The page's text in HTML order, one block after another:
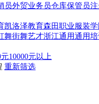
员外贸业务员仓库保管员
凯洛泽教育森田职业服装
舞街舞艺才浙江通用通用培
10000元以上
重新筛选